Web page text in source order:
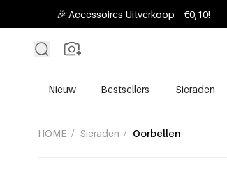
🎉 Accessoires Uitverkoop – €0,10!
Nieuw Bestsellers Sieraden
HOME / Sieraden / Oorbellen